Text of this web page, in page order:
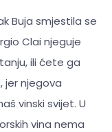
Buja smjestila se
Clai njeguje
ili ćete ga
jer njegova
vinski svijet. U
vina nema